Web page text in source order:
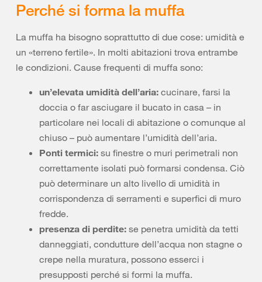
Perché si forma la muffa
La muffa ha bisogno soprattutto di due cose: umidità e
un «terreno fertile». In molti abitazioni trova entrambe
le condizioni. Cause frequenti di muffa sono:
un’elevata umidità dell’aria: cucinare, farsi la
doccia o far asciugare il bucato in casa – in
particolare nei locali di abitazione o comunque al
chiuso – può aumentare l’umidità dell’aria.
Ponti termici: su finestre o muri perimetrali non
correttamente isolati può formarsi condensa. Ciò
può determinare un alto livello di umidità in
corrispondenza di serramenti e superfici di muro
fredde.
presenza di perdite: se penetra umidità da tetti
danneggiati, condutture dell’acqua non stagne o
crepe nella muratura, possono esserci i
presupposti perché si formi la muffa.